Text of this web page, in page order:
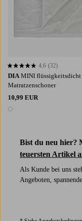
DIA MINI flüssigkeitsdicht
Matratzenschoner
10,99 EUR
1 Farbe
4,6 basierend auf 32
4,6 (32)
Bist du neu hier?
teuersten Artikel
Als Kunde bei uns
Angeboten,